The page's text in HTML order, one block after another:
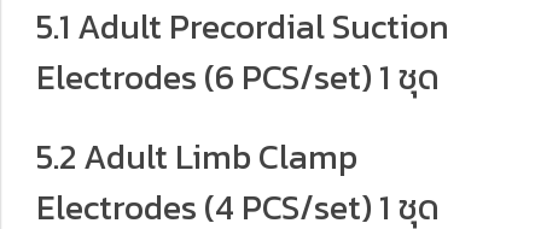
5.1 Adult Precordial Suction
Electrodes (6 PCS/set) 1 ชุด
5.2 Adult Limb Clamp
Electrodes (4 PCS/set) 1 ชุด